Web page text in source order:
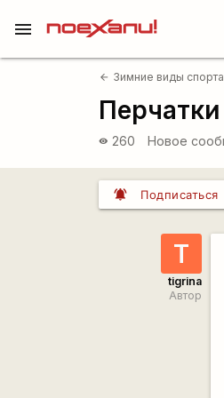
menu
arrow_back Зимние виды спорта
visibility 260 Новое
notifications_active Подписаться
T
tigrina
Автор